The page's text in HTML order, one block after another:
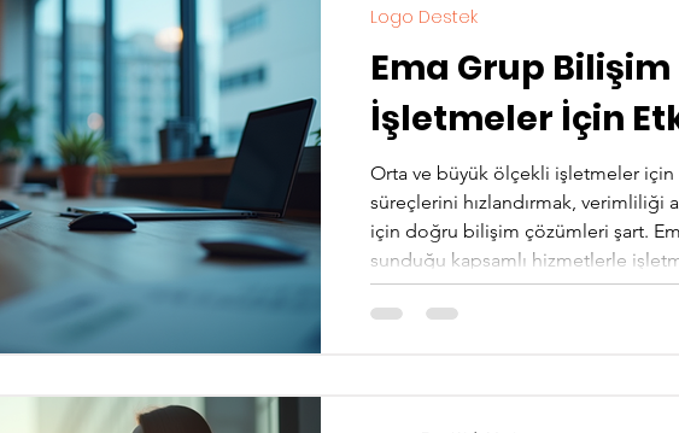
Ema Grup
İşletmeler İçin
Orta ve büyük ölçekli işletmeler
süreçlerini hızlandırmak, verimliliği
için doğru bilişim çözümleri şart.
sunduğu kapsamlı hizmetlerle
çözümlerinde lider iş ortağı olarak,
birçok firmaya destek veriyor. Ema
Logo Destek